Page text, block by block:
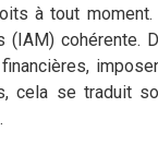
à tout
cohérente.
cela se traduit